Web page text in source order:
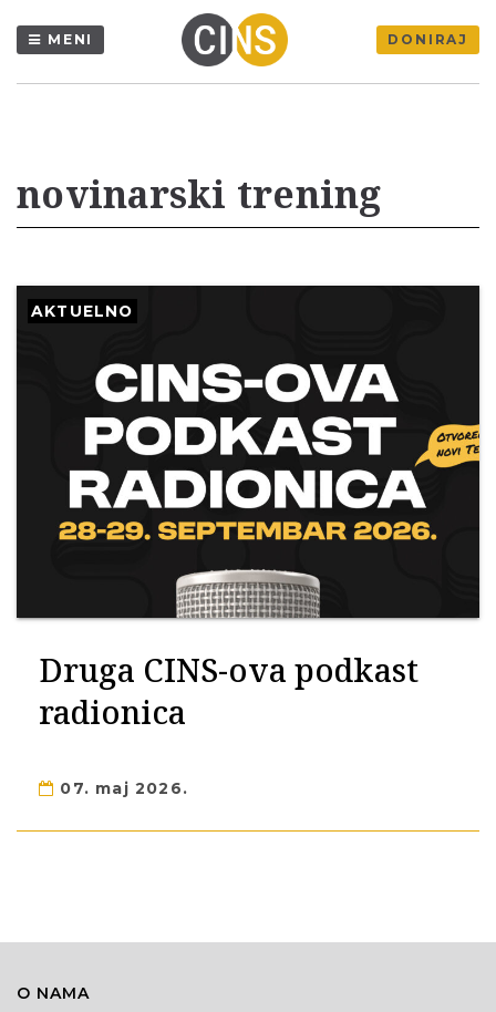
MENI DONIRAJ
novinarski trening
AKTUELNO
Druga CINS-ova podkast
radionica
07. maj 2026.
O NAMA